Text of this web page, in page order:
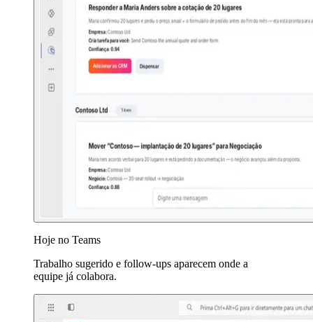
Hoje no Teams
Trabalho sugerido e follow-ups aparecem onde a
equipe já colabora.